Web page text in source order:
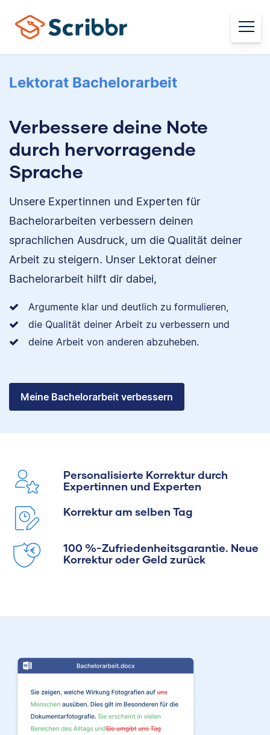
Lektorat Bachelorarbeit
Verbessere deine Note
durch hervorragende
Sprache
Unsere Expertinnen und Experten für
Bachelorarbeiten verbessern deinen
sprachlichen Ausdruck, um die Qualität deiner
Arbeit zu steigern. Unser Lektorat deiner
Bachelorarbeit hilft dir dabei,
Argumente klar und deutlich zu formulieren,
die Qualität deiner Arbeit zu verbessern und
deine Arbeit von anderen abzuheben.
Meine Bachelorarbeit verbessern
Personalisierte Korrektur durch
Expertinnen und Experten
Korrektur am selben Tag
100 %-Zufriedenheitsgarantie. Neue
Korrektur oder Geld zurück